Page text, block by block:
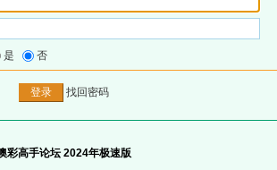
是 否
找回密码
彩高手论坛 2024年极速版